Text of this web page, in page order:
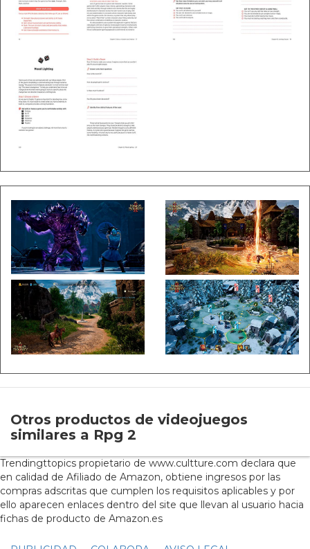
Otros productos de videojuegos
similares a Rpg 2
Trendingttopics propietario de www.cultture.com declara que
en calidad de Afiliado de Amazon, obtiene ingresos por las
compras adscritas que cumplen los requisitos aplicables y por
ello aparecen enlaces dentro del site que llevan al usuario hacia
fichas de producto de Amazon.es